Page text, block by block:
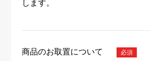
します。
商品のお取置について